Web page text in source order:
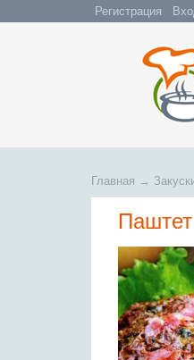
Регистрация
Главная →